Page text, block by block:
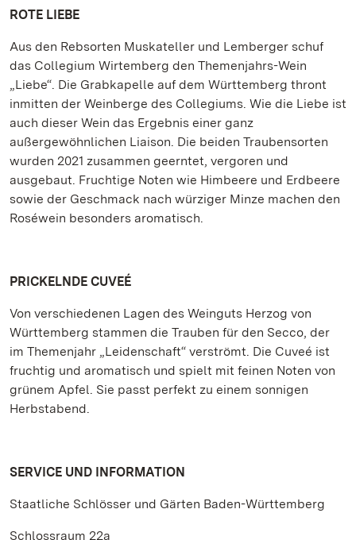
ROTE LIEBE
Aus den Rebsorten Muskateller und Lemberger schuf
das Collegium Wirtemberg den Themenjahrs-Wein
„Liebe“. Die Grabkapelle auf dem Württemberg thront
inmitten der Weinberge des Collegiums. Wie die Liebe ist
auch dieser Wein das Ergebnis einer ganz
außergewöhnlichen Liaison. Die beiden Traubensorten
wurden 2021 zusammen geerntet, vergoren und
ausgebaut. Fruchtige Noten wie Himbeere und Erdbeere
sowie der Geschmack nach würziger Minze machen den
Roséwein besonders aromatisch.
PRICKELNDE CUVEÉ
Von verschiedenen Lagen des Weinguts Herzog von
Württemberg stammen die Trauben für den Secco, der
im Themenjahr „Leidenschaft“ verströmt. Die Cuveé ist
fruchtig und aromatisch und spielt mit feinen Noten von
grünem Apfel. Sie passt perfekt zu einem sonnigen
Herbstabend.
SERVICE UND INFORMATION
Staatliche Schlösser und Gärten Baden-Württemberg
Schlossraum 22a